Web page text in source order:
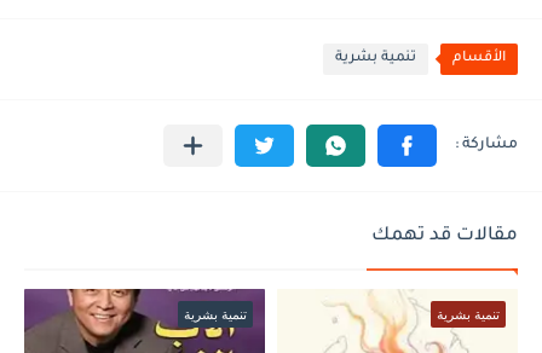
الأقسام تنمية بشرية
مقالات قد تهمك
تنمية بشرية تنمية بشرية